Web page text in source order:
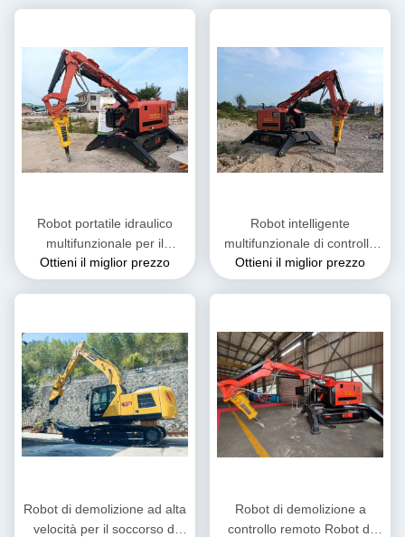
Robot portatile idraulico
multifunzionale per il
salvataggio in caso di crollo
di edifici
Ottieni il miglior prezzo
Robot intelligente
multifunzionale di controllo
della demolizione
Ottieni il miglior prezzo
Robot di demolizione ad alta
velocità per il soccorso di
Robot di demolizione a
controllo remoto Robot di